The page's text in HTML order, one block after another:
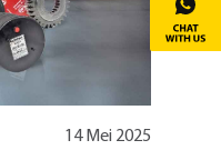
14 Mei 2025